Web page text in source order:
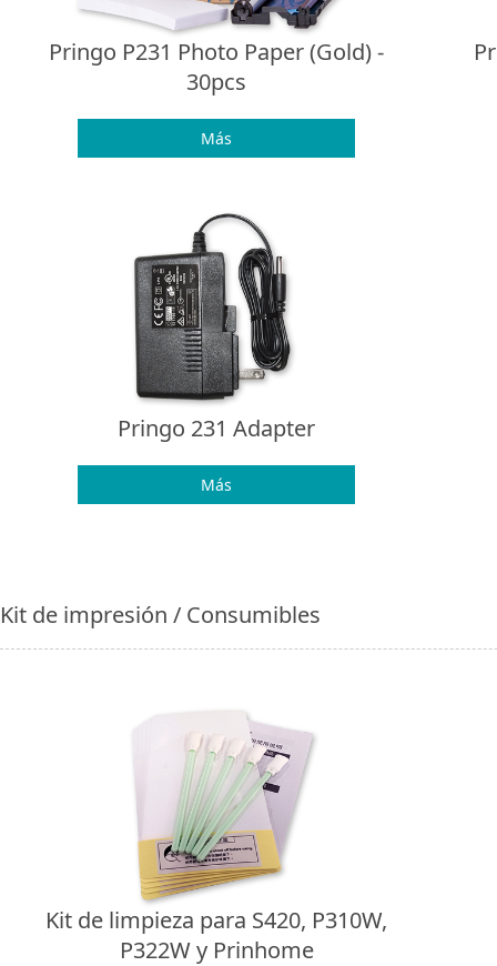
Pringo P231 Photo Paper (Gold) -
30pcs
Más
Pringo 231 Adapter
Más
Kit de impresión / Consumibles
Kit de limpieza para S420, P310W,
P322W y Prinhome